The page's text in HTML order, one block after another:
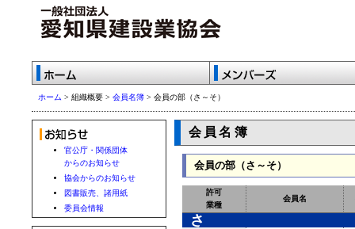
ホーム > 組織概要 > 会員名簿 > 会員の部（さ～そ）
官公庁・関係団体
からのお知らせ
協会からのお知らせ
図書販売、諸用紙
委員会情報
会員名簿
会員の部（さ～そ）
許可
業種
会員名
さ